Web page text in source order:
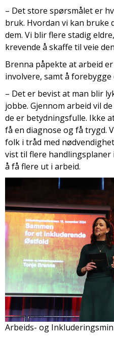
– Det store spørsmålet er
bruk. Hvordan vi kan bruke
dem. Vi blir flere stadig
krevende å skaffe til veie
Brenna påpekte at arbeid
involvere, samt å
– Det er bevist at man blir
jobbe. Gjennom arbeid vil
de er betydningsfulle. Ikke
få en diagnose og få trygd.
folk i tråd med
vist til flere
å få flere ut i arbeid.
Arbeids- og